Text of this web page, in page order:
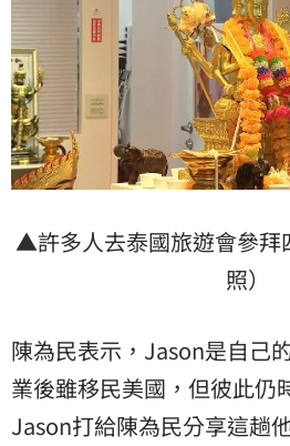
▲許多人去泰國旅遊會參拜
照）
陳為民表示，Jason是自己
業後雖移民美國，但彼此仍
Jason打給陳為民分享這趟